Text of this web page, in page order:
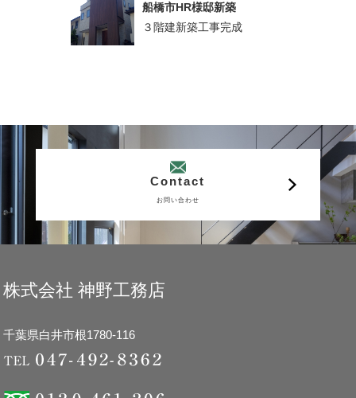
船橋市HR様邸新築
３階建新築工事完成
Contact
お問い合わせ
株式会社 神野工務店
千葉県白井市根1780-116